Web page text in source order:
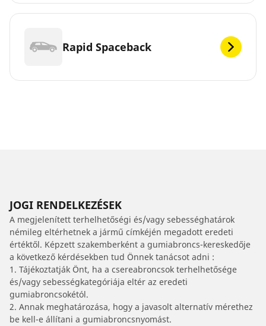
Rapid Spaceback
JOGI RENDELKEZÉSEK
A megjelenített terhelhetőségi és/vagy sebességhatárok
némileg eltérhetnek a jármű címkéjén megadott eredeti
értéktől. Képzett szakemberként a gumiabroncs-kereskedője
a következő kérdésekben tud Önnek tanácsot adni :
1. Tájékoztatják Önt, ha a csereabroncsok terhelhetősége
és/vagy sebességkategóriája eltér az eredeti
gumiabroncsokétól.
2. Annak meghatározása, hogy a javasolt alternatív mérethez
be kell-e állítani a gumiabroncsnyomást.